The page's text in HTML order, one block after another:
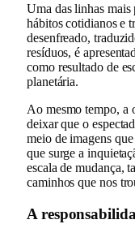
Uma das linhas mais
hábitos cotidianos e
desenfreado,
resíduos, é
como resultado de
planetária.
Ao mesmo tempo, a
deixar que o
meio de imagens
que surge a
escala de mudança,
caminhos que nos
A